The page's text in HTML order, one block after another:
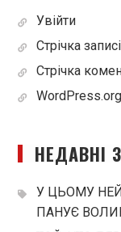
Увійти
Стрічка
Стрічка
WordPress.org
НЕДАВНІ
У ЦЬОМУ
ПАНУЄ